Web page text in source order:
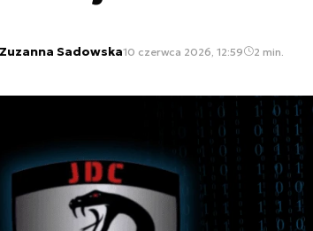
Sadowska10 czerwca 2026, 12:59 2 min.